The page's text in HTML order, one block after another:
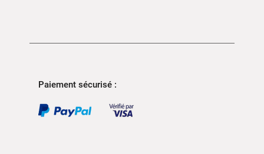
Paiement sécurisé :